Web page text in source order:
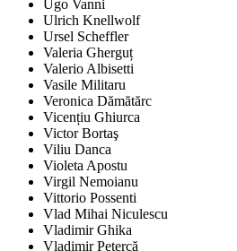
Ugo Vanni
Ulrich Knellwolf
Ursel Scheffler
Valeria Gherguț
Valerio Albisetti
Vasile Militaru
Veronica Dămătărc
Vicențiu Ghiurca
Victor Bortaş
Viliu Danca
Violeta Apostu
Virgil Nemoianu
Vittorio Possenti
Vlad Mihai Niculescu
Vladimir Ghika
Vladimir Petercă